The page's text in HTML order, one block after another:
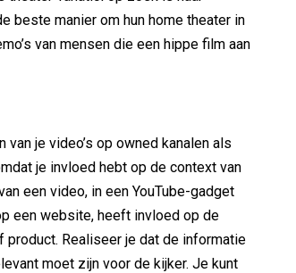
beste manier om hun home theater in
van mensen die een hippe film aan
je video’s op owned kanalen als
je invloed hebt op de context van
een video, in een YouTube-gadget
een website, heeft invloed op de
product. Realiseer je dat de informatie
moet zijn voor de kijker. Je kunt